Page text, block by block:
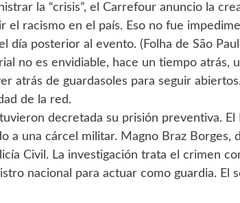
la “crisis”, el Carrefour anuncio la
el racismo en el país. Eso no fue
día posterior al evento. (Folha de São
no es envidiable, hace un tiempo atrás,
atrás de guardasoles para seguir
de la red.
decretada su prisión preventiva. El
a una cárcel militar. Magno Braz Borges,
Civil. La investigación trata el crimen
nacional para actuar como guardia. El